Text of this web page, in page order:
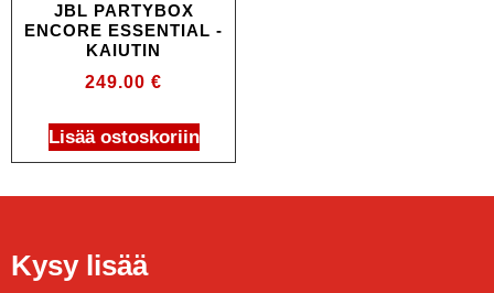
JBL PARTYBOX
ENCORE ESSENTIAL -
KAIUTIN
249.00 €
Lisää ostoskoriin
Kysy lisää